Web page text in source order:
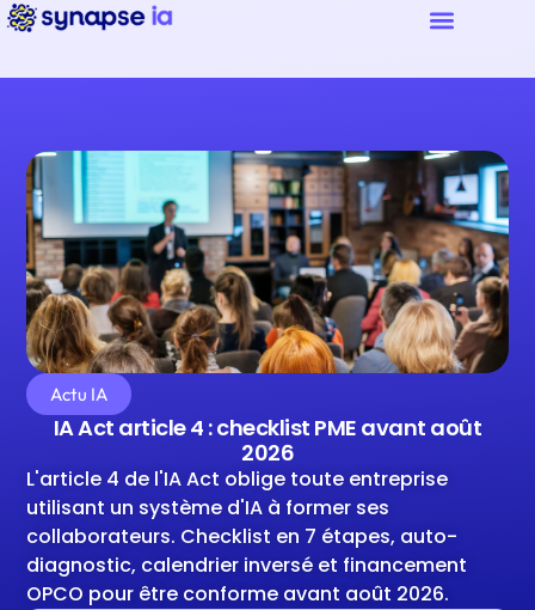
Actu IA
IA Act article 4 : checklist PME avant août
2026
L'article 4 de l'IA Act oblige toute entreprise
utilisant un système d'IA à former ses
collaborateurs. Checklist en 7 étapes, auto-
diagnostic, calendrier inversé et financement
OPCO pour être conforme avant août 2026.